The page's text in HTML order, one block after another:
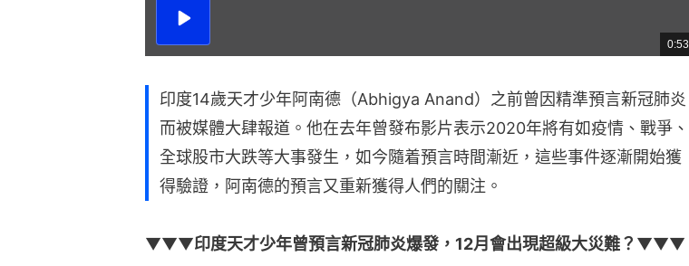
播
總
共
0:53
印度14歲天才少年阿南德（Abhigya Anand）之前曾因精準預言新冠肺炎
而被媒體大肆報道。他在去年曾發布影片表示2020年將有如疫情、戰爭、
全球股市大跌等大事發生，如今隨着預言時間漸近，這些事件逐漸開始獲
得驗證，阿南德的預言又重新獲得人們的關注。
▼▼▼印度天才少年曾預言新冠肺炎爆發，12月會出現超級大災難？ ▼▼▼